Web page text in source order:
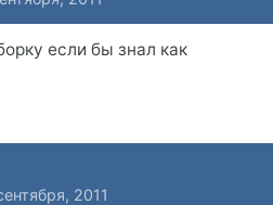
если бы знал как
2011